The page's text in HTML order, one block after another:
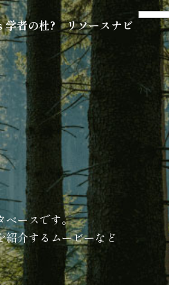
者の杜? リソースナビ
ベースです。
介するムービーなど